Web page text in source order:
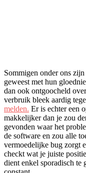
Sommigen onder ons
geweest met hun
dan ook ontgoocheld
verbruik bleek aardig
melden. Er is echter een
makkelijker dan je zou
gevonden waar het
de software en zou alle
vermoedelijke bug zorgt
checkt wat je juiste
dient enkel sporadisch te